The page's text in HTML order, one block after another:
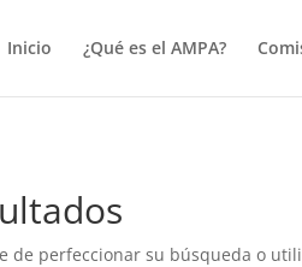
Inicio
¿Qué es el AMPA?
de perfeccionar su búsqueda o